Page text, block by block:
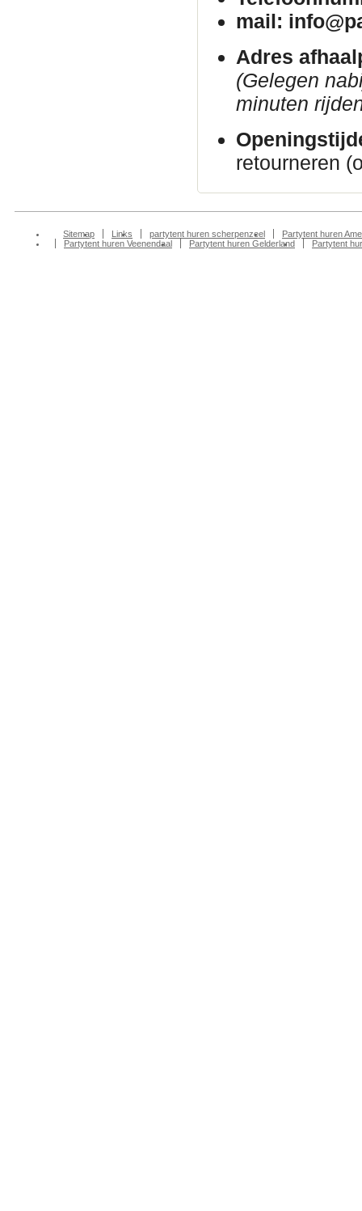
mail:
Adres
(Gelegen
minuten
retourneren
Sitemap Links partytent huren scherpenzeel
Partytent huren
Partytent huren Veenendaal
Partytent huren Gelderland Partytent